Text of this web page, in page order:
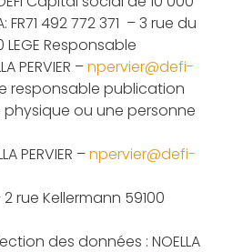
492 772 371 – 3 rue du
LEGE Responsable
PERVIER –npervier@defi-
responsable publication
ou une personne
PERVIER –npervier@defi-
rue Kellermann 59100
des données : NOELLA